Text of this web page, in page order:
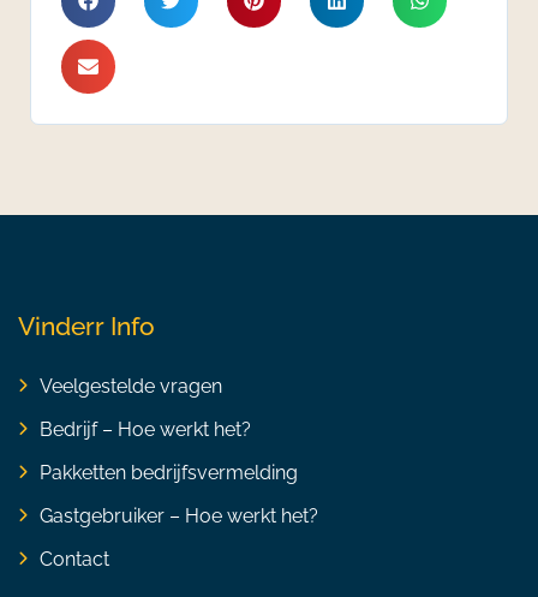
Vinderr Info
Veelgestelde vragen
Bedrijf – Hoe werkt het?
Pakketten bedrijfsvermelding
Gastgebruiker – Hoe werkt het?
Contact